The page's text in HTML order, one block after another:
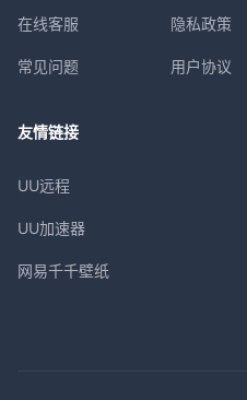
在线客服
常见问题
隐私政策
用户协议
友情链接
UU远程
UU加速器
网易千千壁纸